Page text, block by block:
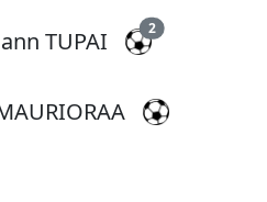
TUPAI 2